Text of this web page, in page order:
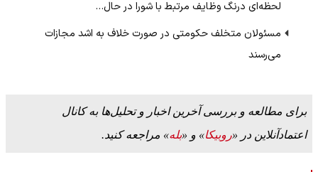
لحظه‌ای درنگ وظایف مرتبط با شورا در حال…
مسئولان متخلف حکومتی در صورت خلاف به اشد مجازات
می‌رسند
برای مطالعه و بررسی آخرین اخبار و تحلیل‌ها به کانال
اعتمادآنلاین در «روبیکا» و «بله» مراجعه کنید.